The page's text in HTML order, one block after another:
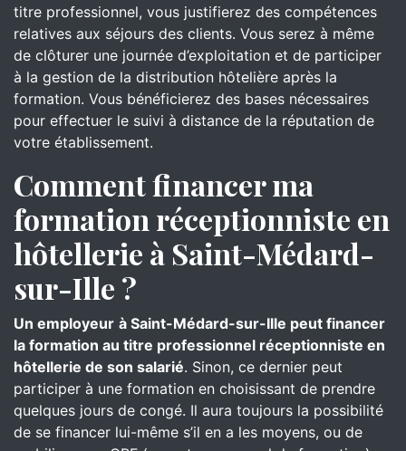
titre professionnel, vous justifierez des compétences
relatives aux séjours des clients. Vous serez à même
de clôturer une journée d’exploitation et de participer
à la gestion de la distribution hôtelière après la
formation. Vous bénéficierez des bases nécessaires
pour effectuer le suivi à distance de la réputation de
votre établissement.
Comment financer ma
formation réceptionniste en
hôtellerie à Saint-Médard-
sur-Ille ?
Un employeur à Saint-Médard-sur-Ille peut financer
la formation au titre professionnel réceptionniste en
hôtellerie de son salarié. Sinon, ce dernier peut
participer à une formation en choisissant de prendre
quelques jours de congé. Il aura toujours la possibilité
de se financer lui-même s’il en a les moyens, ou de